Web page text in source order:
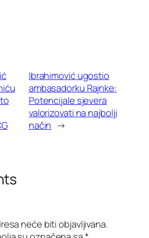
Ibrahimović ugostio
ambasadorku Rajnke:
Potencijale sjevera
valorizovati na najbolji
način →
neće biti objavljivana.